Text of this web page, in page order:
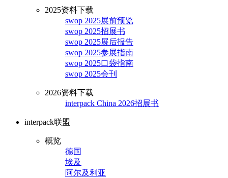
2025资料下载
swop 2025展前预览
swop 2025招展书
swop 2025展后报告
swop 2025参展指南
swop 2025口袋指南
swop 2025会刊
2026资料下载
interpack China 2026招展书
interpack联盟
概览
德国
埃及
阿尔及利亚